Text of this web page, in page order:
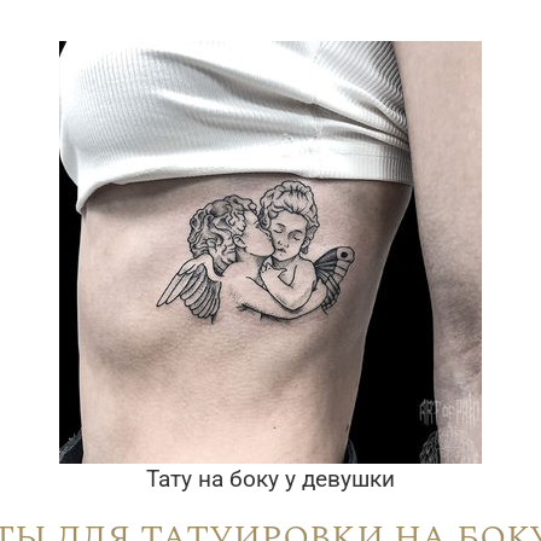
Тату на боку у девушки